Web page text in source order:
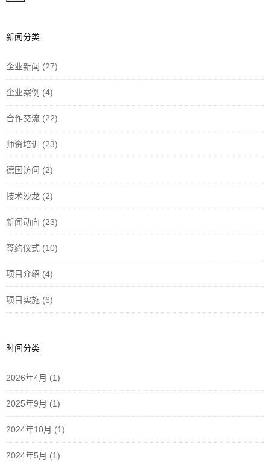
新闻分类
企业新闻 (27)
企业案例 (4)
合作交流 (22)
师资培训 (23)
德国访问 (2)
技术沙龙 (2)
新闻动向 (23)
签约仪式 (10)
项目介绍 (4)
项目实施 (6)
时间分类
2026年4月 (1)
2025年9月 (1)
2024年10月 (1)
2024年5月 (1)